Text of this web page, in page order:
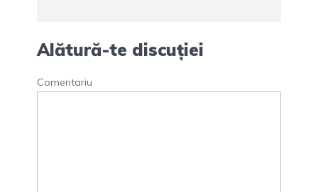
Alătură-te discuției
Comentariu